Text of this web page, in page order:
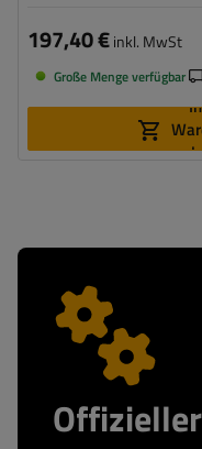
197,40 €inkl. MwSt
Große Menge verfügbar